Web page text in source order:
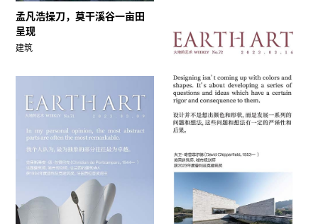
孟凡浩操刀，莫干溪谷一亩田
呈现
建筑